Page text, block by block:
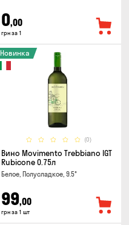
0,00
грн за 1
(0)
Новинка
Вино Movimento Trebbiano IGT
Rubicone 0.75л
Белое, Полусладкое, 9.5°
99,00
грн за 1 шт